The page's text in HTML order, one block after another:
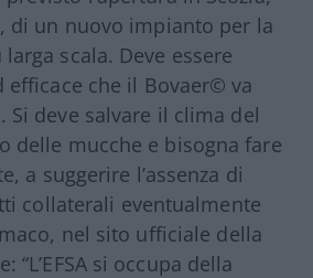
di un nuovo impianto per la
scala. Deve essere
che il Bovaer©️ va
Si deve salvare il clima del
delle mucche e bisogna fare
a suggerire l’assenza di
collaterali eventualmente
nel sito ufficiale della
“L’EFSA si occupa della